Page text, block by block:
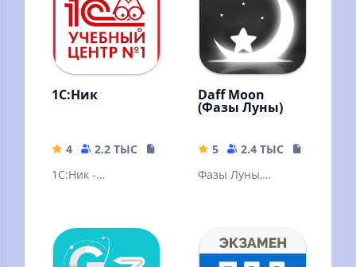
1С:Ник
4 2.2 ТЫС
49.31 MB
1С:Ник -
Учебного Центра
№1 Фирмы "1С"
Daff Moon
(Фазы Луны)
5 2.4 ТЫС
Фазы Луны,
Луны и Солнца